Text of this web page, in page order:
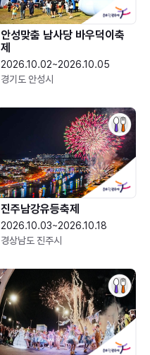
안성맞춤 남사당 바우덕이축
제
2026.10.02~2026.10.05
경기도 안성시
진주남강유등축제
2026.10.03~2026.10.18
경상남도 진주시